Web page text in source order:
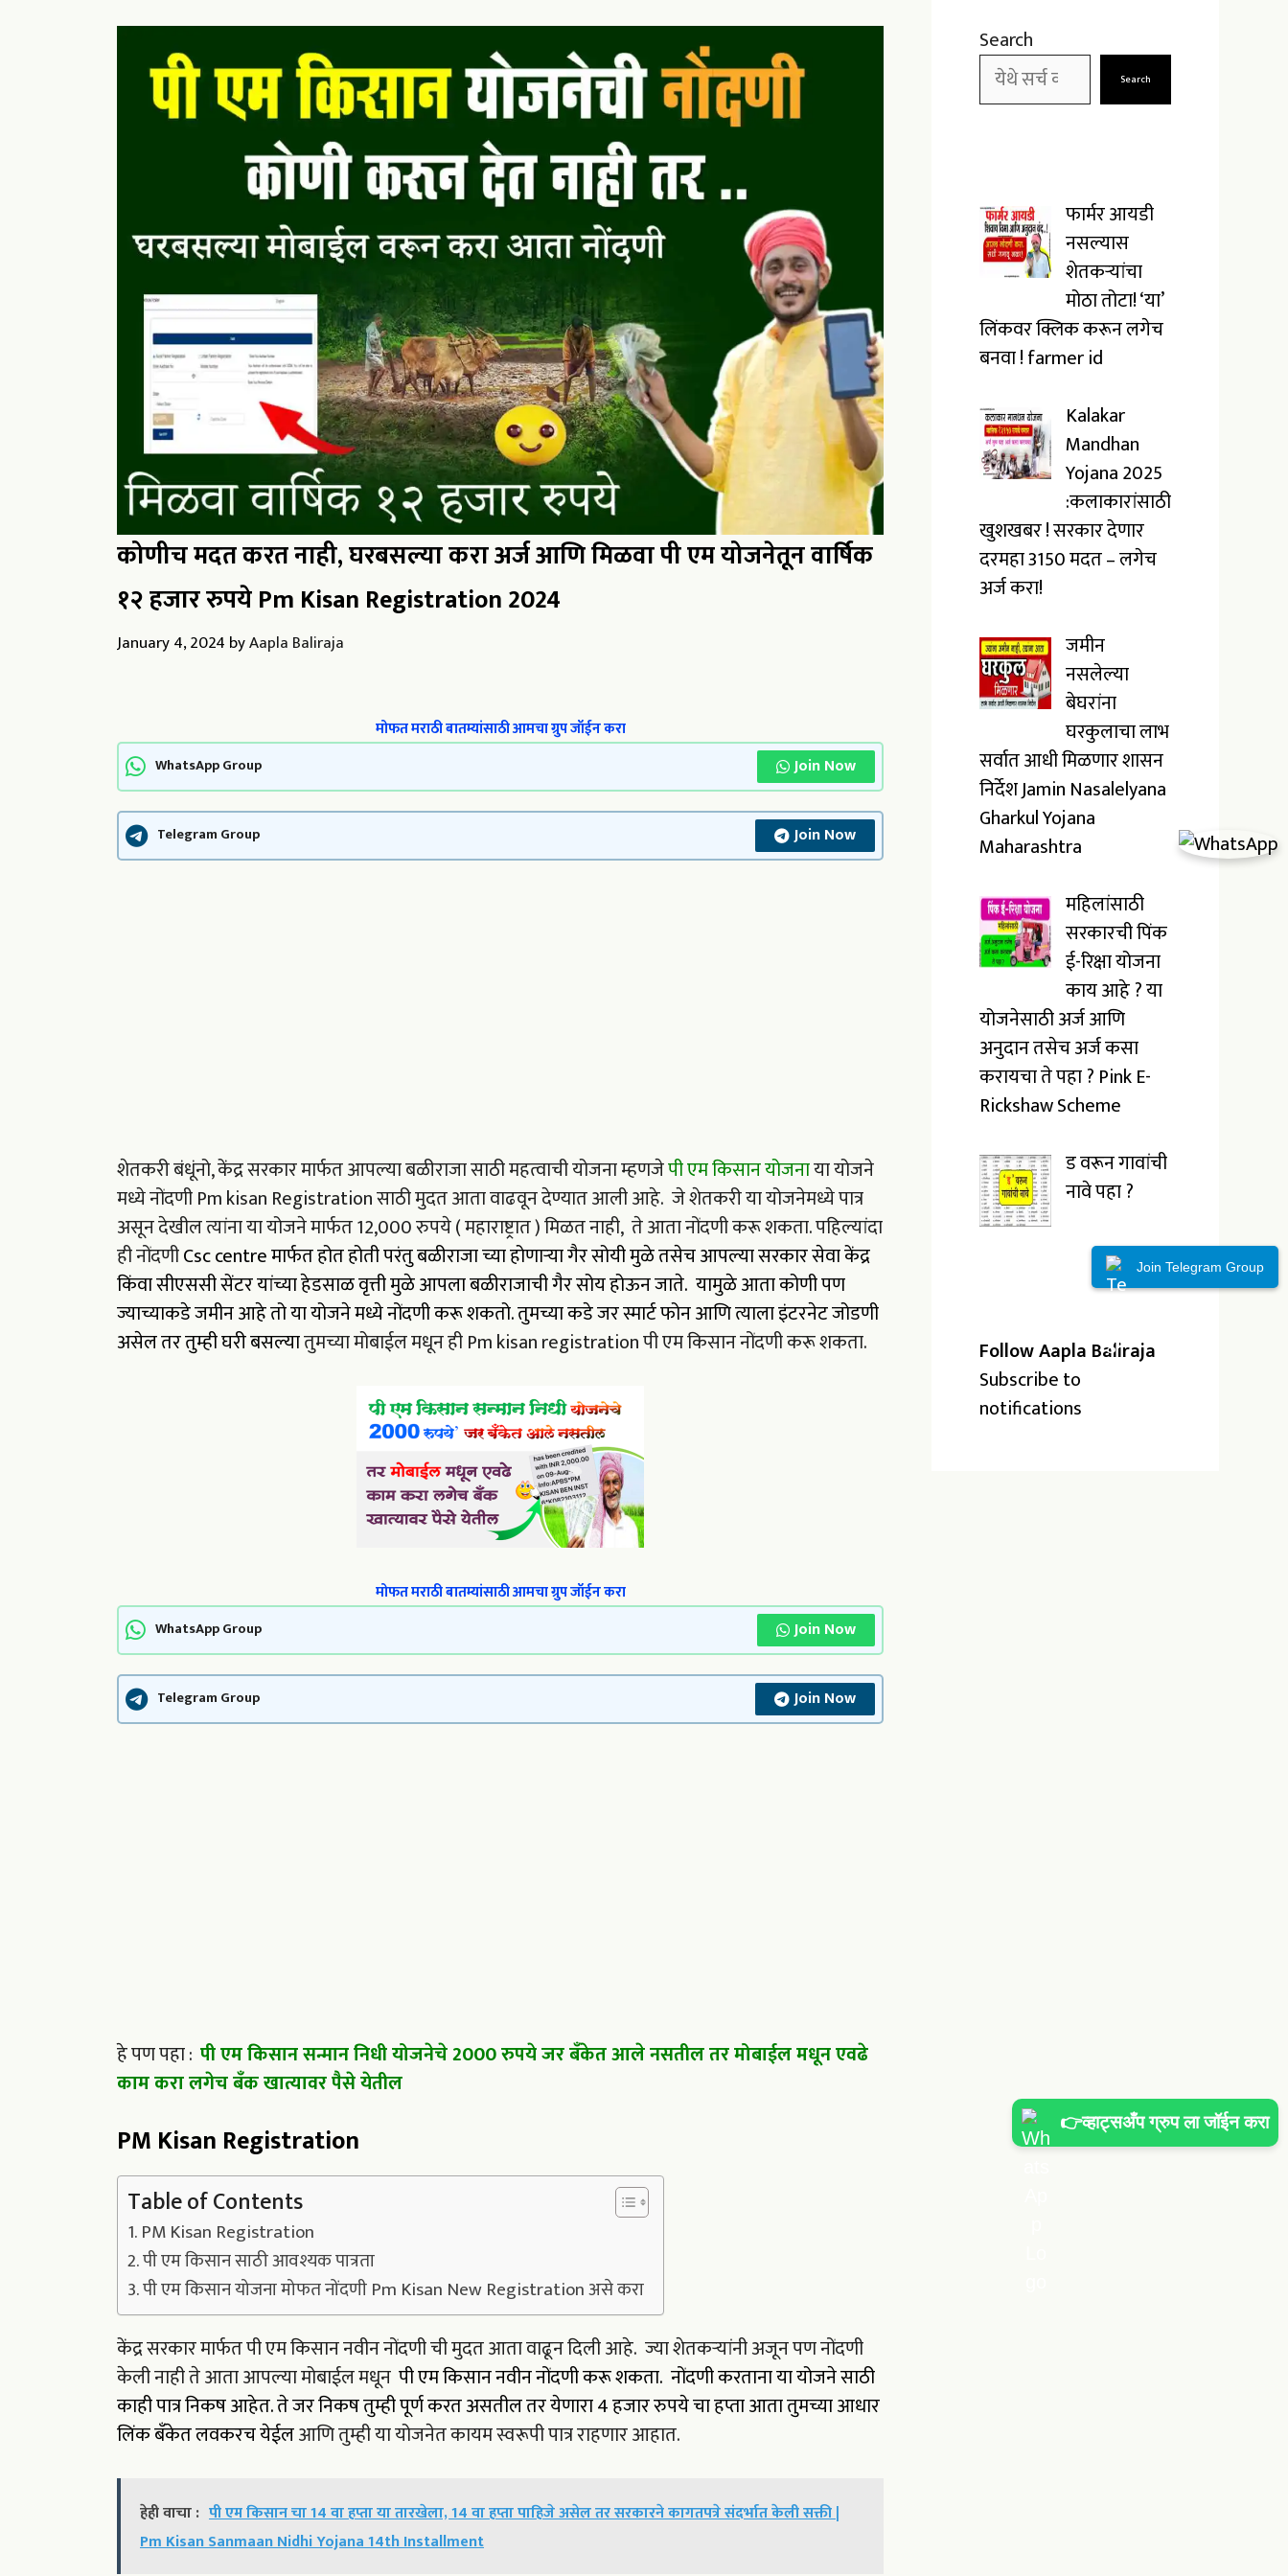
कोणीच मदत करत नाही, घरबसल्या करा अर्ज आणि मिळवा पी एम योजनेतून वार्षिक
१२ हजार रुपये Pm Kisan Registration 2024
January 4, 2024 byAapla Baliraja
मोफत मराठी बातम्यांसाठी आमचा ग्रुप जॉईन करा
WhatsApp Group Join Now
Telegram Group Join Now
शेतकरी बंधूंनो, केंद्र सरकार मार्फत आपल्या बळीराजा साठी महत्वाची योजना म्हणजेपी एम किसान योजनाया योजने
मध्ये नोंदणी Pm kisan Registration साठी मुदत आता वाढवून देण्यात आली आहे. जे शेतकरी या योजनेमध्ये पात्र
असून देखील त्यांना या योजने मार्फत 12,000 रुपये ( महाराष्ट्रात ) मिळत नाही, ते आता नोंदणी करू शकता. पहिल्यांदा
ही नोंदणीCsc centre मार्फत होत होती परंतु बळीराजा च्या होणाऱ्या गैर सोयी मुळे तसेच आपल्या सरकार सेवा केंद्र
किंवा सीएससी सेंटर यांच्या हेडसाळ वृत्ती मुळे आपला बळीराजाची गैर सोय होऊन जाते. यामुळे आता कोणी पण
ज्याच्याकडे जमीन आहे तो या योजने मध्ये नोंदणी करू शकतो. तुमच्या कडे जर स्मार्ट फोन आणि त्याला इंटरनेट जोडणी
असेल तर तुम्ही घरी बसल्यातुमच्या मोबाईल मधून ही Pm kisan registration पी एम किसान नोंदणी करू शकता.
मोफत मराठी बातम्यांसाठी आमचा ग्रुप जॉईन करा
WhatsApp Group Join Now
Telegram Group Join Now
हे पण पहा : पी एम किसान सन्मान निधी योजनेचे 2000 रुपये जर बँकेत आले नसतील तर मोबाईल मधून एवढे
काम करा लगेच बँक खात्यावर पैसे येतील
PM Kisan Registration
Table of Contents
PM Kisan Registration
पी एम किसान साठी आवश्यक पात्रता
पी एम किसान योजना मोफत नोंदणी Pm Kisan New Registration असे करा
केंद्र सरकार मार्फत पी एम किसान नवीन नोंदणी ची मुदत आता वाढून दिली आहे. ज्या शेतकऱ्यांनी अजून पण नोंदणी
केली नाही ते आता आपल्या मोबाईल मधून पी एम किसान नवीन नोंदणी करू शकता. नोंदणी करताना या योजने साठी
काही पात्र निकष आहेत. ते जर निकष तुम्ही पूर्ण करत असतील तर येणारा 4 हजार रुपये चा हप्ता आता तुमच्या आधार
लिंक बँकेत लवकरच येईलआणि तुम्ही या योजनेत कायम स्वरूपी पात्र राहणार आहात.
हेही वाचा : पी एम किसान चा 14 वा हप्ता या तारखेला, 14 वा हप्ता पाहिजे असेल तर सरकारने कागतपत्रे संदर्भात केली सक्ती |
Pm Kisan Sanmaan Nidhi Yojana 14th Installment
Join Telegram Group
👉व्हाट्सअँप ग्रुप ला जॉईन करा
Search
Search
फार्मर आयडी
नसल्यास
शेतकऱ्यांचा
मोठा तोटा! ‘या’
लिंकवर क्लिक करून लगेच
बनवा ! farmer id
Kalakar
Mandhan
Yojana 2025
:कलाकारांसाठी
खुशखबर ! सरकार देणार
दरमहा ₹3150 मदत – लगेच
अर्ज करा!
जमीन
नसलेल्या
बेघरांना
घरकुलाचा लाभ
सर्वात आधी मिळणार शासन
निर्देश Jamin Nasalelyana
Gharkul Yojana
Maharashtra
महिलांसाठी
सरकारची पिंक
ई-रिक्षा योजना
काय आहे ? या
योजनेसाठी अर्ज आणि
अनुदान तसेच अर्ज कसा
करायचा ते पहा ? Pink E-
Rickshaw Scheme
ड वरून गावांची
नावे पहा ?
Follow Aapla Baliraja
Subscribe to
notifications